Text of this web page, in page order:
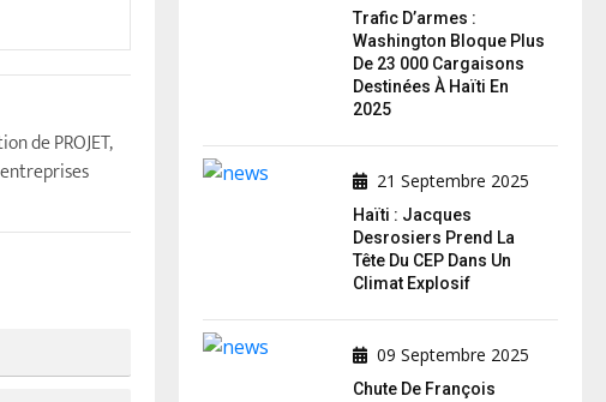
de PROJET,
Trafic D’armes :
Washington Bloque Plus
De 23 000 Cargaisons
Destinées À Haïti En
2025
21 Septembre 2025
Haïti : Jacques
Desrosiers Prend La
Tête Du CEP Dans Un
Climat Explosif
09 Septembre 2025
Chute De François